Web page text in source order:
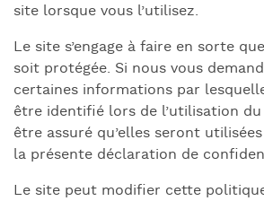
site lorsque vous l’utilisez.
Le site s’engage à faire en sorte
soit protégée. Si nous vous
certaines informations par
être identifié lors de l’utilisation
être assuré qu’elles seront
la présente déclaration de
Le site peut modifier cette